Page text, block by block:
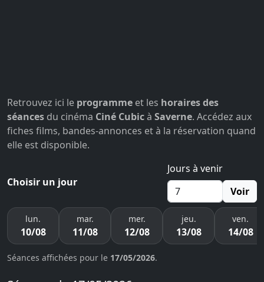
Retrouvez ici le programme et les horaires des
séances du cinéma Ciné Cubicà Saverne. Accédez aux
fiches films, bandes-annonces et à la réservation quand
elle est disponible.
Choisir un jour
Jours à venir
Voir
lun.
10/08
mar.
11/08
mer.
12/08
jeu.
13/08
ven.
14/08
Séances affichées pour le 17/05/2026.